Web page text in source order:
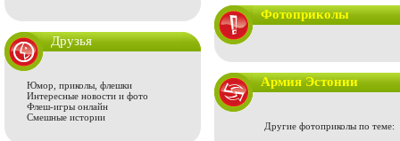
Друзья
Юмор, приколы, флешки
Интересные новости и фото
Флеш-игры онлайн
Смешные истории
Фотоприколы
Армия Эстонии
Другие фотоприколы по теме: